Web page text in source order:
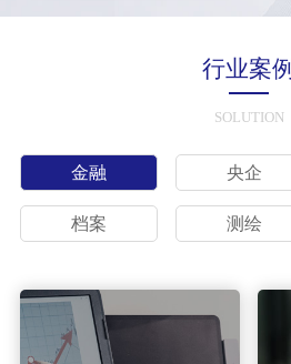
行业案例
SOLUTION
金融 央企
档案 测绘